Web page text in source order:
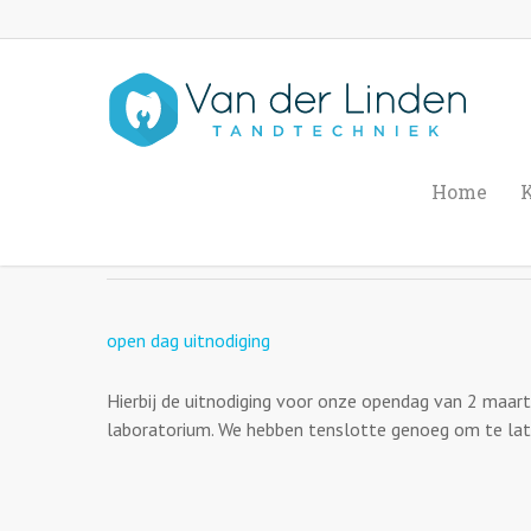
Home
open dag uitnodiging
Hierbij de uitnodiging voor onze opendag van 2
laboratorium. We hebben tenslotte genoeg om te